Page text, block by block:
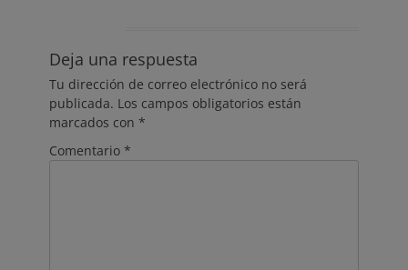
Deja una respuesta
Tu dirección de correo electrónico no será
publicada. Los campos obligatorios están
marcados con *
Comentario *